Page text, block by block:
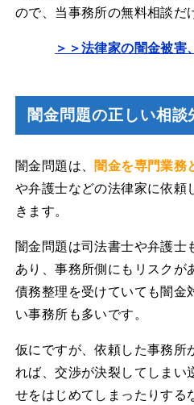
ので、当事務所の無料相談だ
＞＞法律家の闇金被害
闇金問題の正しい相談
闇金問題は、 闇金を専門業務
や弁護士などの法律家に依頼
きます。
闇金問題は司法書士や弁護士
あり、事務所側にもリスクが
債務整理を受けていても闇金
い事務所も多いです。
仮にですが、依頼した事務所
れば、交渉が決裂してしまい
せをはじめてしまったりする